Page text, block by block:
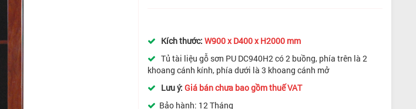
Kích thước: W900 x D400 x H2000 mm
Tủ tài liệu gỗ sơn PU DC940H2 có 2 buồng, phía trên là 2
khoang cánh kính, phía dưới là 3 khoang cánh mở
Lưu ý: Giá bán chưa bao gồm thuế VAT
Bảo hành: 12 Tháng